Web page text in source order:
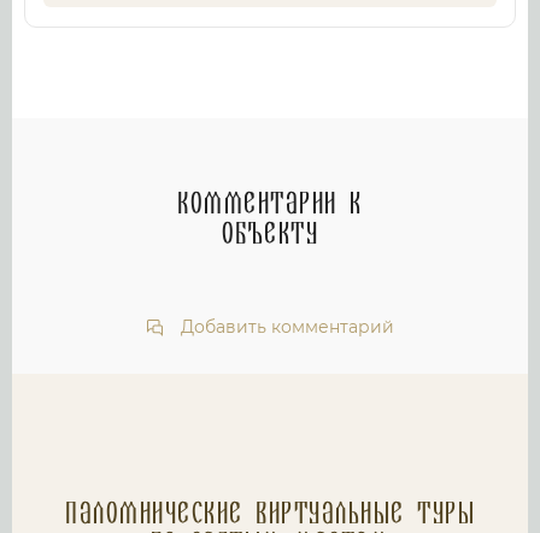
Комментарии к
объекту
Добавить комментарий
Паломнические Виртуальные туры